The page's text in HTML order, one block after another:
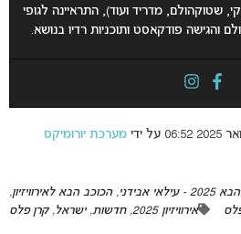
שטוקהולם, מדריד ועוד), התראיינה לגופי
והגישה פודקאסט ותוכניות רדיו בנושא.
מערכת יורומיקס
אבידני , הכוכב הבא לאירוויזיון,
אירוויזיון 2025 , חדשות, ישראל, קרן פלס